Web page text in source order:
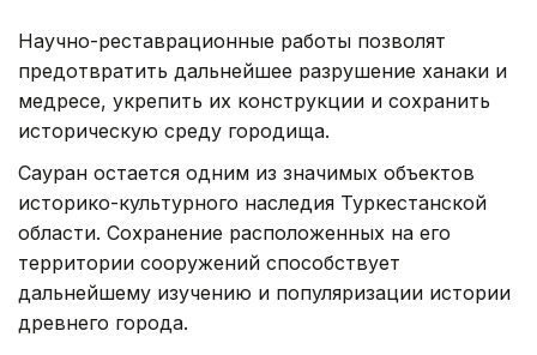
Научно-реставрационные работы позволят
предотвратить дальнейшее разрушение ханаки и
медресе, укрепить их конструкции и сохранить
историческую среду городища.
Сауран остается одним из значимых объектов
историко-культурного наследия Туркестанской
области. Сохранение расположенных на его
территории сооружений способствует
дальнейшему изучению и популяризации истории
древнего города.